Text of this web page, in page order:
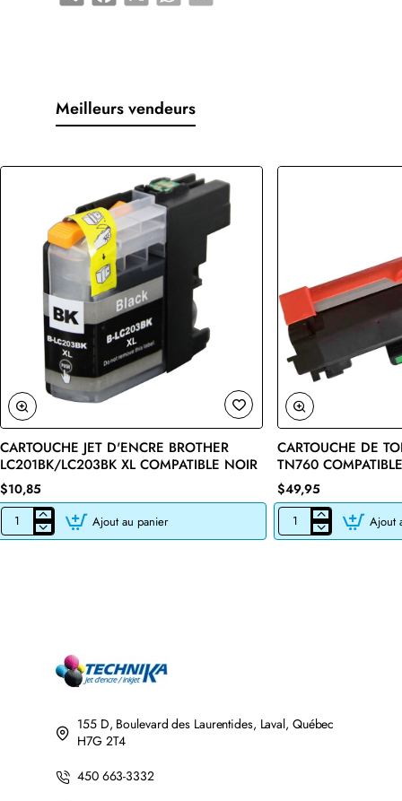
Meilleurs vendeurs
🔥 Bestseller
CARTOUCHE JET D'ENCRE BROTHER
LC201BK/LC203BK XL COMPATIBLE NOIR
$10,85
CARTOUCHE
JET
Ajout au panier
CARTOUCHE DE
TN760
$49,95
CARTOUCHE
DE
Ajout
155 D, Boulevard des Laurentides, Laval, Québec
H7G 2T4
450 663-3332